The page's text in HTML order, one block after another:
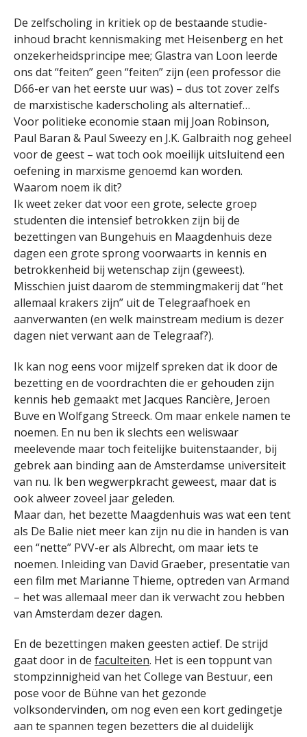
De zelfscholing in kritiek op de bestaande studie-
inhoud bracht kennismaking met Heisenberg en het
onzekerheidsprincipe mee; Glastra van Loon leerde
ons dat “feiten” geen “feiten” zijn (een professor die
D66-er van het eerste uur was) – dus tot zover zelfs
de marxistische kaderscholing als alternatief…
Voor politieke economie staan mij Joan Robinson,
Paul Baran & Paul Sweezy en J.K. Galbraith nog geheel
voor de geest – wat toch ook moeilijk uitsluitend een
oefening in marxisme genoemd kan worden.
Waarom noem ik dit?
Ik weet zeker dat voor een grote, selecte groep
studenten die intensief betrokken zijn bij de
bezettingen van Bungehuis en Maagdenhuis deze
dagen een grote sprong voorwaarts in kennis en
betrokkenheid bij wetenschap zijn (geweest).
Misschien juist daarom de stemmingmakerij dat “het
allemaal krakers zijn” uit de Telegraafhoek en
aanverwanten (en welk mainstream medium is dezer
dagen niet verwant aan de Telegraaf?).
Ik kan nog eens voor mijzelf spreken dat ik door de
bezetting en de voordrachten die er gehouden zijn
kennis heb gemaakt met Jacques Rancière, Jeroen
Buve en Wolfgang Streeck. Om maar enkele namen te
noemen. En nu ben ik slechts een weliswaar
meelevende maar toch feitelijke buitenstaander, bij
gebrek aan binding aan de Amsterdamse universiteit
van nu. Ik ben wegwerpkracht geweest, maar dat is
ook alweer zoveel jaar geleden.
Maar dan, het bezette Maagdenhuis was wat een tent
als De Balie niet meer kan zijn nu die in handen is van
een “nette” PVV-er als Albrecht, om maar iets te
noemen. Inleiding van David Graeber, presentatie van
een film met Marianne Thieme, optreden van Armand
– het was allemaal meer dan ik verwacht zou hebben
van Amsterdam dezer dagen.
En de bezettingen maken geesten actief. De strijd
gaat door in de faculteiten. Het is een toppunt van
stompzinnigheid van het College van Bestuur, een
pose voor de Bühne van het gezonde
volksondervinden, om nog even een kort gedingetje
aan te spannen tegen bezetters die al duidelijk